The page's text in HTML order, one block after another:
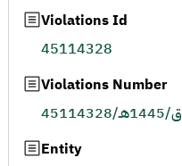
Violations Id
45114328
Violations Number
45114328/ق/1445هـ
Entity